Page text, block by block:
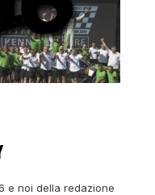
e noi della redazione